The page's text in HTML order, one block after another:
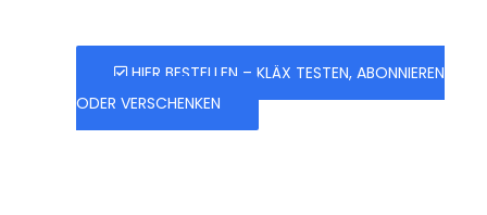
HIER BESTELLEN – KLÄX TESTEN, ABONNIEREN
ODER VERSCHENKEN